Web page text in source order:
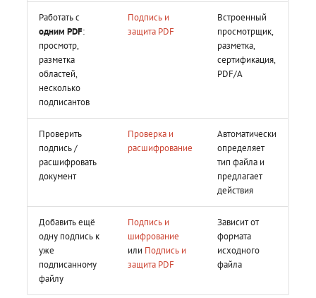
Работать с
одним PDF:
просмотр,
разметка
областей,
несколько
подписантов
Подпись и
защита PDF
Встроенный
просмотрщик,
разметка,
сертификация,
PDF/A
Проверить
подпись /
расшифровать
документ
Проверка и
расшифрование
Автоматически
определяет
тип файла и
предлагает
действия
Добавить ещё
одну подпись к
уже
подписанному
файлу
Подпись и
шифрование
или Подпись и
защита PDF
Зависит от
формата
исходного
файла